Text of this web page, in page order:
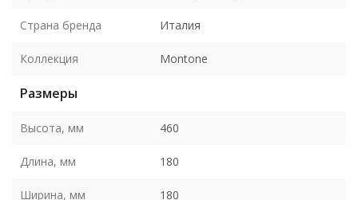
Страна бренда Италия
Коллекция Montone
Размеры
Высота, мм 460
Длина, мм 180
Ширина, мм 180